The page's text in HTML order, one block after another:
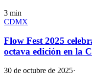
3 min
CDMX
Flow Fest 2025
octava edición en la
30 de octubre de 2025·